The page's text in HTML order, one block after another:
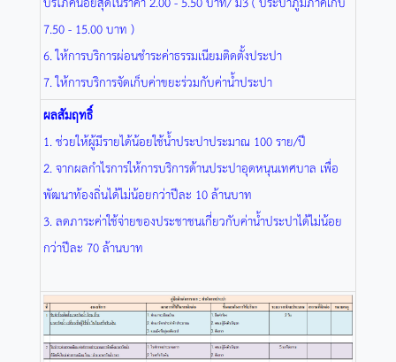
7.50 - 15.00 บาท )
6. ให้การบริการผ่อนชำระค่าธรรมเนียมติดตั้งประปา
7. ให้การบริการจัดเก็บค่าขยะร่วมกับค่าน้ำประปา
ผลสัมฤทธิ์
1. ช่วยให้ผู้มีรายได้น้อยใช้น้ำประปาประมาณ 100 ราย/ปี
2. จากผลกำไรการให้การบริการด้านประปาอุดหนุนเทศบาล เพื่อ
พัฒนาท้องถิ่นได้ไม่น้อยกว่าปีละ 10 ล้านบาท
3. ลดภาระค่าใช้จ่ายของประชาชนเกี่ยวกับค่าน้ำประปาได้ไม่น้อย
กว่าปีละ 70 ล้านบาท